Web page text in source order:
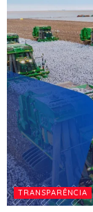
TRANSPARÊNCIA